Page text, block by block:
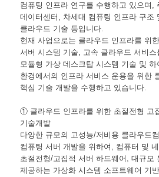
컴퓨팅 인프라 연구를 수행하고 있으며,
데이터센터, 차세대 컴퓨팅 인프라 구조
클라우드 기술 등입니다.
현재 사업으로는 클라우드 인프라를 위
서버 시스템 기술, 고속 클라우드 서비
모듈형 가상 데스크탑 시스템 기술 및 하
환경에서의 인프라 서비스 운용을 위한
핵심 기술 개발을 수행하고 있습니다.
① 클라우드 인프라를 위한 초절전형 고
기술개발
다양한 규모의 고성능/저비용 클라우드
컴퓨팅 서버 개발을 위하여, 컴퓨터 및
초절전형/고집적 서버 하드웨어, 대규모
제공하는 가상화 시스템 소프트웨어 기